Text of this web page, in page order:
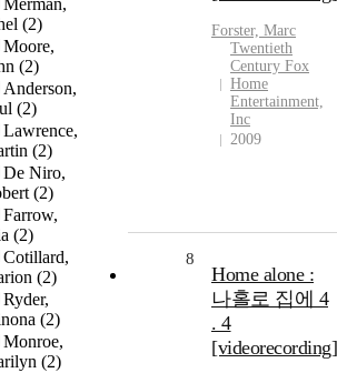
Merman,
(2)
Moore,
(2)
Anderson,
(2)
Lawrence,
(2)
De Niro,
(2)
Farrow,
(2)
Cotillard,
(2)
Ryder,
(2)
Monroe,
(2)
Forster, Marc
Twentieth
Century Fox
Home
Entertainment,
Inc
2009
8
Home alone :
나홀로 집에 4
. 4
[videorecording]